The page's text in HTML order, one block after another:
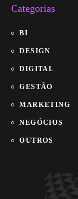
Categorias
BI
DESIGN
DIGITAL
GESTÃO
MARKETING
NEGÓCIOS
OUTROS